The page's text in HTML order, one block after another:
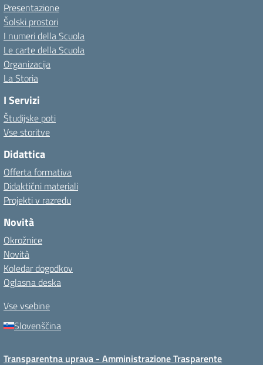
Presentazione
Šolski prostori
I numeri della Scuola
Le carte della Scuola
Organizacija
La Storia
I Servizi
Študijske poti
Vse storitve
Didattica
Offerta formativa
Didaktični materiali
Projekti v razredu
Novità
Okrožnice
Novità
Koledar dogodkov
Oglasna deska
Vse vsebine
Slovenščina
Transparentna uprava - Amministrazione Trasparente